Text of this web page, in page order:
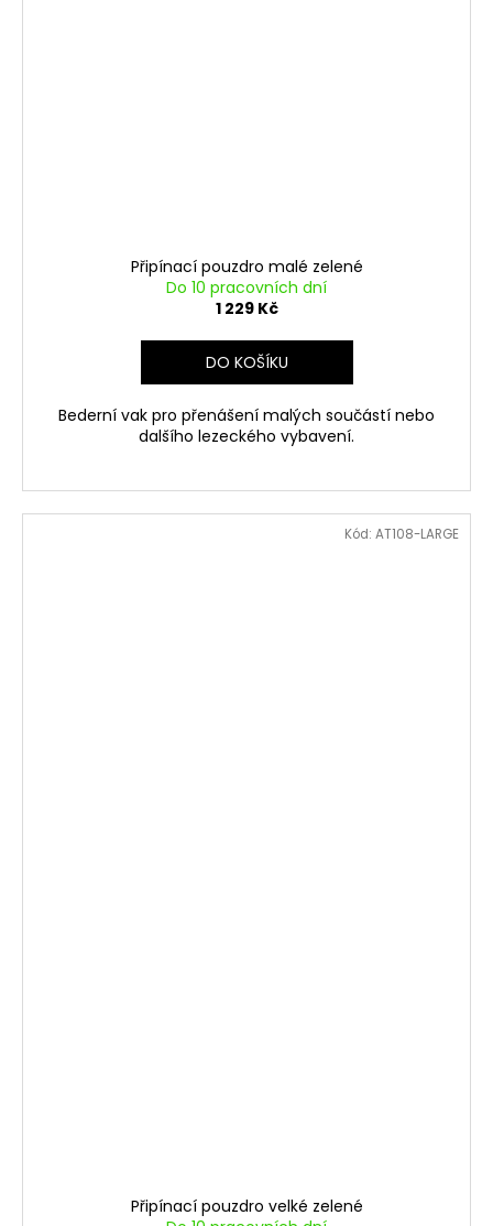
Připínací pouzdro malé zelené
Do 10 pracovních dní
1 229 Kč
DO KOŠÍKU
Bederní vak pro přenášení malých součástí nebo
dalšího lezeckého vybavení.
Připínací pouzdro velké zelené
Kód: AT108-LARGE